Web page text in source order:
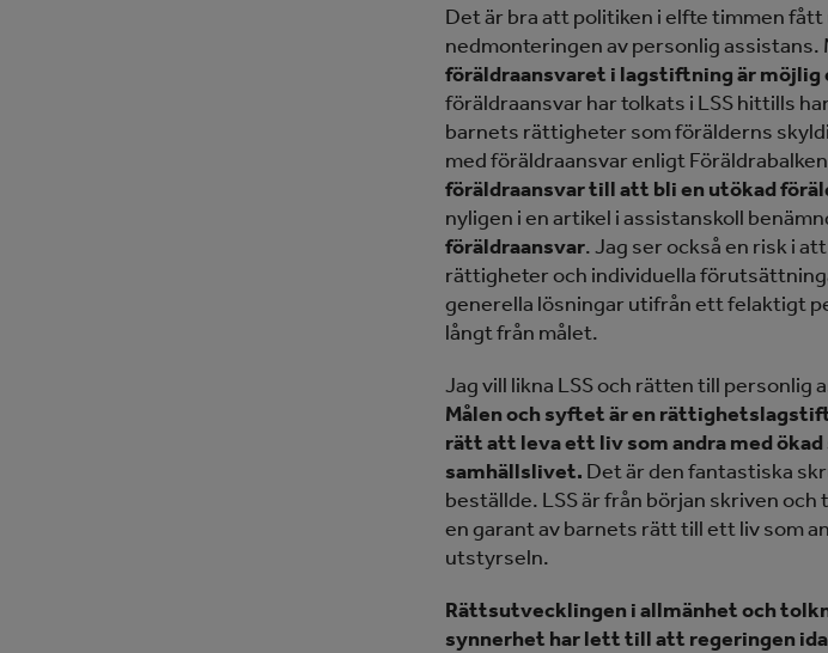
Det är bra att politiken i elfte timmen
nedmonteringen av personlig assistans.
föräldraansvaret i lagstiftning är möjlig
föräldraansvar har tolkats i LSS hittills
barnets rättigheter som förälderns
med föräldraansvar enligt
föräldraansvar till att bli en utökad
nyligen i en artikel i assistanskoll
föräldraansvar. Jag ser också en risk i
rättigheter och individuella
generella lösningar utifrån ett felaktigt
långt från målet.
Jag vill likna LSS och rätten till personlig
Målen och syftet är en
rätt att leva ett liv som andra med
samhällslivet. Det är den fantastiska
beställde. LSS är från början skriven
en garant av barnets rätt till ett liv som
utstyrseln.
Rättsutvecklingen i allmänhet och
synnerhet har lett till att regeringen